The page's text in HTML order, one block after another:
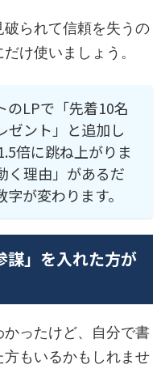
られて信頼を失うの
け使いましょう。
のLPで「先着10名
ゼント」と追加し
倍に跳ね上がりま
く理由」があるだ
が変わります。
謀」を入れた方が
ったけど、自分で書
方もいるかもしれませ